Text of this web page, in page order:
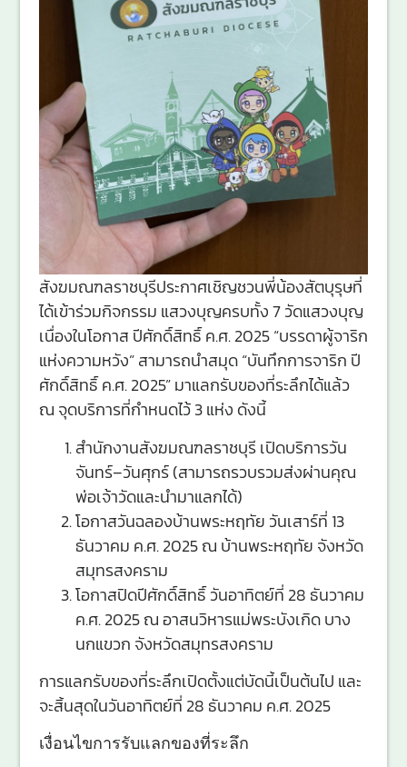
สังฆมณฑลราชบุรีประกาศเชิญชวนพี่น้องสัตบุรุษที่
ได้เข้าร่วมกิจกรรม แสวงบุญครบทั้ง 7 วัดแสวงบุญ
เนื่องในโอกาส ปีศักดิ์สิทธิ์ ค.ศ. 2025 “บรรดาผู้จาริก
แห่งความหวัง” สามารถนำสมุด “บันทึกการจาริก ปี
ศักดิ์สิทธิ์ ค.ศ. 2025” มาแลกรับของที่ระลึกได้แล้ว
ณ จุดบริการที่กำหนดไว้ 3 แห่ง ดังนี้
สำนักงานสังฆมณฑลราชบุรี เปิดบริการวัน
จันทร์–วันศุกร์ (สามารถรวบรวมส่งผ่านคุณ
พ่อเจ้าวัดและนำมาแลกได้)
โอกาสวันฉลองบ้านพระหฤทัย วันเสาร์ที่ 13
ธันวาคม ค.ศ. 2025 ณ บ้านพระหฤทัย จังหวัด
สมุทรสงคราม
โอกาสปิดปีศักดิ์สิทธิ์ วันอาทิตย์ที่ 28 ธันวาคม
ค.ศ. 2025 ณ อาสนวิหารแม่พระบังเกิด บาง
นกแขวก จังหวัดสมุทรสงคราม
การแลกรับของที่ระลึกเปิดตั้งแต่บัดนี้เป็นต้นไป และ
จะสิ้นสุดในวันอาทิตย์ที่ 28 ธันวาคม ค.ศ. 2025
เงื่อนไขการรับแลกของที่ระลึก